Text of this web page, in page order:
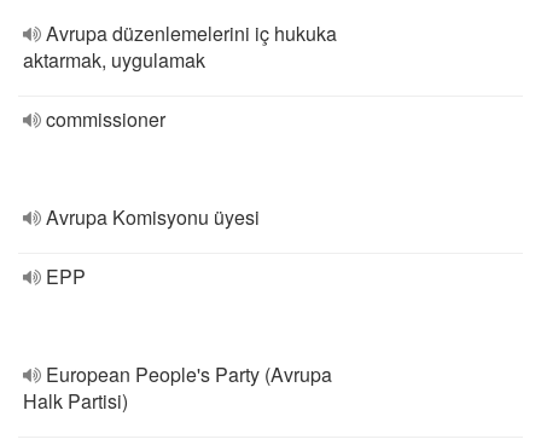
Avrupa düzenlemelerini iç hukuka
aktarmak, uygulamak
commissioner
Avrupa Komisyonu üyesi
EPP
European People's Party (Avrupa
Halk Partisi)